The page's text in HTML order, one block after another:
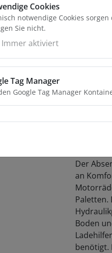
werden
sorgen
Der
an
Paletten.
Boden
benötigt.
Cookies
notwendige Cookies
Sie nicht.
Immer aktiviert
Tag Manager
Google Tag Manager